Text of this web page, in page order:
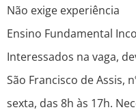
Não exige experiência
Ensino Fundamental
Interessados na vaga,
São Francisco de Assis,
sexta, das 8h às 17h.